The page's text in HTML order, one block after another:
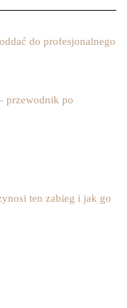
do profesjonalnego
przewodnik po
ten zabieg i jak go